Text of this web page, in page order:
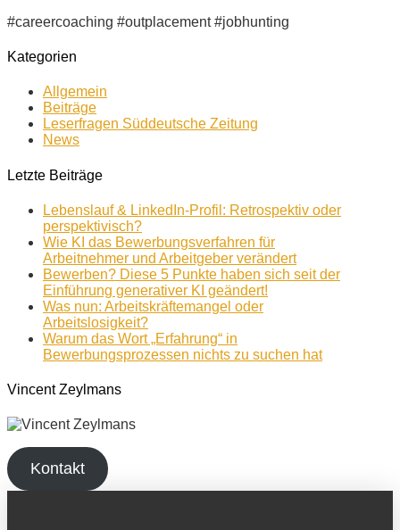
#careercoaching #outplacement #jobhunting
Kategorien
Allgemein
Beiträge
Leserfragen Süddeutsche Zeitung
News
Letzte Beiträge
Lebenslauf & LinkedIn-Profil: Retrospektiv oder
perspektivisch?
Wie KI das Bewerbungsverfahren für
Arbeitnehmer und Arbeitgeber verändert
Bewerben? Diese 5 Punkte haben sich seit der
Einführung generativer KI geändert!
Was nun: Arbeitskräftemangel oder
Arbeitslosigkeit?
Warum das Wort „Erfahrung“ in
Bewerbungsprozessen nichts zu suchen hat
Vincent Zeylmans
Kontakt